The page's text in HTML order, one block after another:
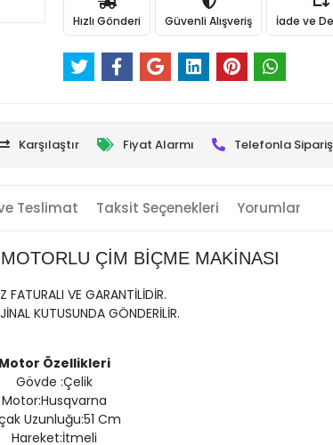
Hızlı Gönderi Güvenli Alışveriş İade ve
Karşılaştır Fiyat Alarmı Telefonla Sipariş
Teslimat Taksit Seçenekleri Yorumlar
ÇİM BİÇME MAKİNASI
FATURALI VE GARANTİLİDİR.
KUTUSUNDA GÖNDERİLİR.
Motor Özellikleri
Gövde :Çelik
Motor:Husqvarna
Uzunluğu:51 Cm
Hareket:İtmeli